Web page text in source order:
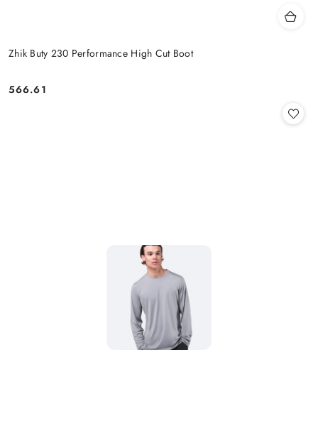
Zhik Buty 230 Performance High Cut Boot
Cena:
566.61